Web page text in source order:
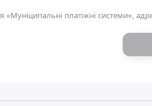
платіжні системи»,